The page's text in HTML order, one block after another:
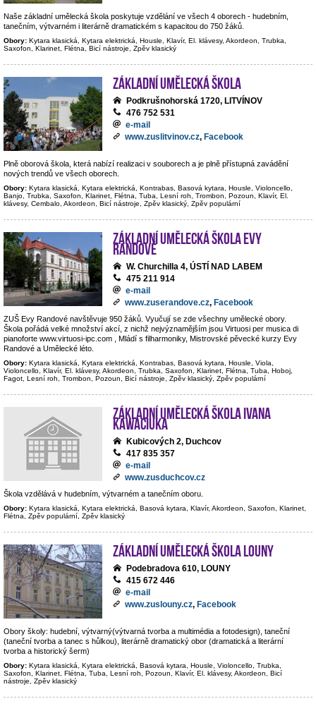
Naše základní umělecká škola poskytuje vzdělání ve všech 4 oborech - hudebním,
tanečním, výtvarném i literárně dramatickém s kapacitou do 750 žáků.
Obory: Kytara klasická, Kytara elektrická, Housle, Klavír, El. klávesy, Akordeon, Trubka,
Saxofon, Klarinet, Flétna, Bicí nástroje, Zpěv klasický
Základní umělecká škola
Podkrušnohorská 1720, LITVÍNOV
476 752 531
e-mail
www.zuslitvinov.cz, Facebook
Plně oborová škola, která nabízí realizaci v souborech a je plně přístupná zavádění
nových trendů ve všech oborech.
Obory: Kytara klasická, Kytara elektrická, Kontrabas, Basová kytara, Housle, Violoncello,
Banjo, Trubka, Saxofon, Klarinet, Flétna, Tuba, Lesní roh, Trombon, Pozoun, Klavír, El.
klávesy, Cembalo, Akordeon, Bicí nástroje, Zpěv klasický, Zpěv populární
Základní umělecká škola Evy
Randové
W. Churchilla 4, ÚSTÍ NAD LABEM
475 211 914
e-mail
www.zuserandove.cz, Facebook
ZUŠ Evy Randové navštěvuje 950 žáků. Vyučují se zde všechny umělecké obory.
Škola pořádá velké množství akcí, z nichž nejvýznamějším jsou Virtuosi per musica di
pianoforte www.virtuosi-ipc.com , Mládí s filharmoniky, Mistrovské pěvecké kurzy Evy
Randové a Umělecké léto.
Obory: Kytara klasická, Kytara elektrická, Kontrabas, Basová kytara, Housle, Viola,
Violoncello, Klavír, El. klávesy, Akordeon, Trubka, Saxofon, Klarinet, Flétna, Tuba, Hoboj,
Fagot, Lesní roh, Trombon, Pozoun, Bicí nástroje, Zpěv klasický, Zpěv populární
Základní umělecká škola Ivana
Kawaciuka
Kubicových 2, Duchcov
417 835 357
e-mail
www.zusduchcov.cz
Škola vzdělává v hudebním, výtvarném a tanečním oboru.
Obory: Kytara klasická, Kytara elektrická, Basová kytara, Klavír, Akordeon, Saxofon, Klarinet,
Flétna, Zpěv populární, Zpěv klasický
Základní umělecká škola Louny
Podebradova 610, LOUNY
415 672 446
e-mail
www.zuslouny.cz, Facebook
Obory školy: hudební, výtvarný(výtvarná tvorba a multimédia a fotodesign), taneční
(taneční tvorba a tanec s hůlkou), literárně dramatický obor (dramatická a literární
tvorba a historický šerm)
Obory: Kytara klasická, Kytara elektrická, Basová kytara, Housle, Violoncello, Trubka,
Saxofon, Klarinet, Flétna, Tuba, Lesní roh, Pozoun, Klavír, El. klávesy, Akordeon, Bicí
nástroje, Zpěv klasický